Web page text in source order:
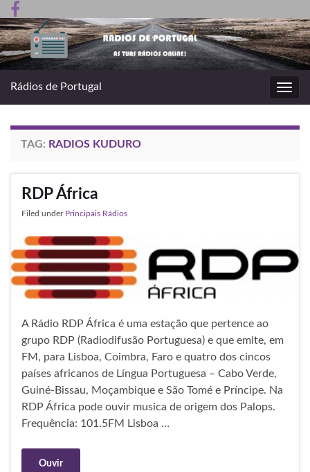
Rádios de Portugal
TAG: RADIOS KUDURO
RDP África
Filed under Principais Rádios
A Rádio RDP África é uma estação que pertence ao
grupo RDP (Radiodifusão Portuguesa) e que emite, em
FM, para Lisboa, Coimbra, Faro e quatro dos cincos
países africanos de Língua Portuguesa – Cabo Verde,
Guiné-Bissau, Moçambique e São Tomé e Príncipe. Na
RDP África pode ouvir musica de origem dos Palops.
Frequência: 101.5FM Lisboa …
Ouvir